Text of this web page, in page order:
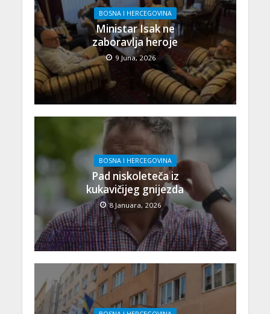
BOSNA I HERCEGOVINA
Ministar Isak ne
zaboravlja heroje
9 Juna, 2026
BOSNA I HERCEGOVINA
Pad niskoleteča iz
kukavičijeg gnijezda
8 Januara, 2026